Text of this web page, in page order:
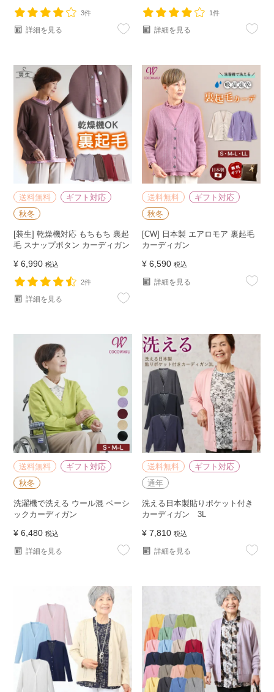
3件
詳細を見る
1件
詳細を見る
送料無料
ギフト対応
秋冬
[装生] 乾燥機対応 もちもち 裏起
毛 スナップボタン カーディガン
¥ 6,990 税込
2件
詳細を見る
送料無料
ギフト対応
秋冬
[CW] 日本製 エアロモア 裏起毛
カーディガン
¥ 6,590 税込
詳細を見る
送料無料
ギフト対応
秋冬
洗濯機で洗える ウール混 ベーシ
ックカーディガン
¥ 6,480 税込
詳細を見る
送料無料
ギフト対応
通年
洗える日本製貼りポケット付き
カーディガン 3L
¥ 7,810 税込
詳細を見る